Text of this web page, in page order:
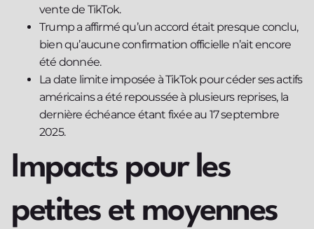
vente de TikTok.
Trump a affirmé qu’un accord était presque conclu,
bien qu’aucune confirmation officielle n’ait encore
été donnée.
La date limite imposée à TikTok pour céder ses actifs
américains a été repoussée à plusieurs reprises, la
dernière échéance étant fixée au 17 septembre
2025.
Impacts pour les
petites et moyennes